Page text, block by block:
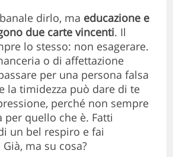
dirlo, ma educazione e
due carte vincenti. Il
lo stesso: non esagerare.
o di affettazione
per una persona falsa
la timidezza può dare di te
perché non sempre
per quello che è. Fatti
un bel respiro e fai
ma su cosa?